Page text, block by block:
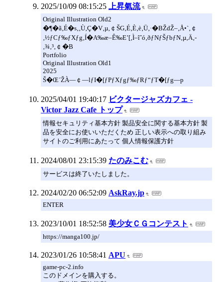
2025/10/09 08:15:25 上昇氣流
Original Illustration Old2
�¶�ã‚É�s‚­‚Ù‚Ç�V‚µ‚￠ŠG‚É‚È‚è‚Ü‚·�BŽdŽ–‚Å•`‚￠
‚½ƒCƒ‰ƒXƒg‚Í�A‰æ–Ê‰E’[‚Ì–îˆó‚ðƒNƒŠƒbƒN‚µ‚Ä‚­
‚¾‚³‚￠�B
Portfolio
Original Illustration Old1
2025
Š�Œ´ŽÀ—￠—lƒI�[ƒPƒXƒgƒ‰ƒRƒ“ƒT�[ƒg—p
2025/04/01 19:40:17 ビクタージャズカフェ -
Victor Jazz Cafe トップ
情報セキュリティ基本方針 製品安全に関する基本方針 製
品を安全にお使いいただくため 正しい表示への取り組み
サイトのご利用にあたって 個人情報保護方針
2024/08/01 23:15:39 たのみこむ
サービスは終了いたしました。
2024/02/20 06:52:09 AskRay.jp
ENTER
2023/10/01 18:52:58 美少女ＣＧコンテスト
https://manga100.jp/
2023/01/26 10:58:41 APU
game-pc-2.info
このドメインを購入する。